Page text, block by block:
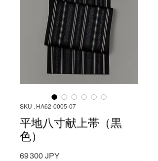
SKU : HA62-0005-07
平地八寸献上帯（黒
色）
69 300 JPYPrix